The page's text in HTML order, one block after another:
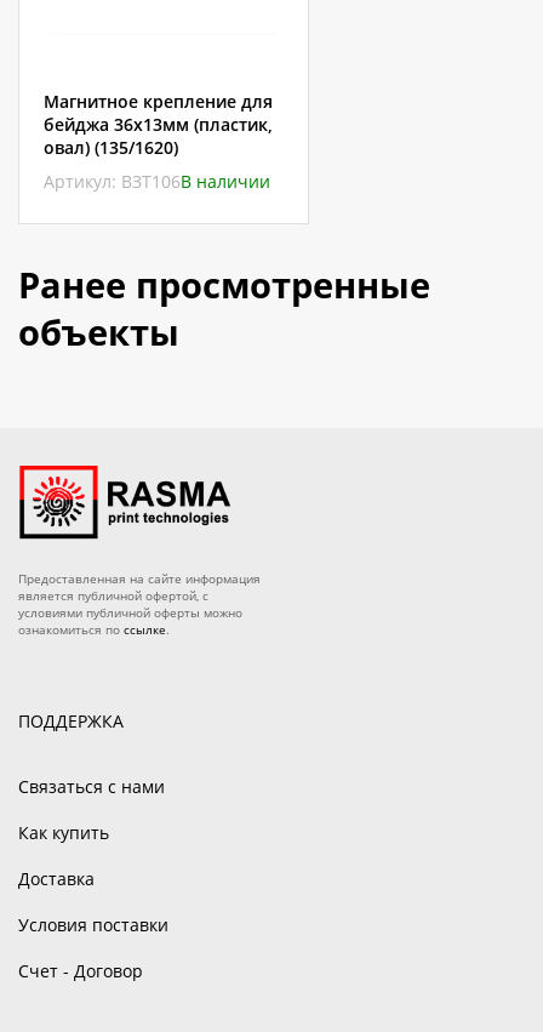
Магнитное крепление для
бейджа 36х13мм (пластик,
овал) (135/1620)
Артикул: ВЗТ106В наличии
Ранее просмотренные
объекты
Предоставленная на сайте информация
является публичной офертой, с
условиями публичной оферты можно
ознакомиться по ссылке.
ПОДДЕРЖКА
Связаться с нами
Как купить
Доставка
Условия поставки
Счет - Договор